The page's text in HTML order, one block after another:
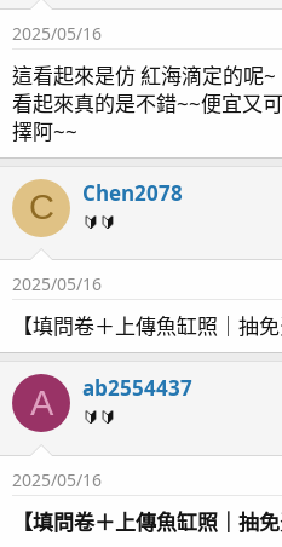
2025/05/16
這看起來是仿 紅海滴定的呢~
看起來真的是不錯~~便宜又
擇阿~~
C Chen2078
🔰🔰
2025/05/16
【填問卷＋上傳魚缸照｜抽
A ab2554437
🔰🔰
2025/05/16
【填問卷＋上傳魚缸照｜抽